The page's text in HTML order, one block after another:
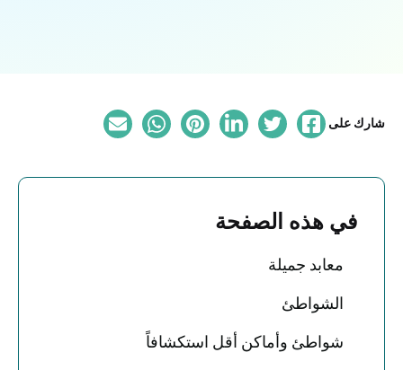
شارك على
في هذه الصفحة
معابد جميلة
الشواطئ
شواطئ وأماكن أقل استكشافاً